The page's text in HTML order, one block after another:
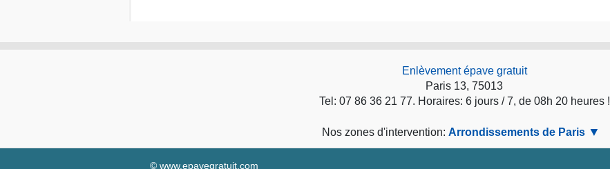
Enlèvement épave gratuit
Paris 13, 75013
Tel: 07 86 36 21 77. Horaires: 6 jours / 7, de 08h 20 heures !
Nos zones d'intervention: Arrondissements de Paris
© www.epavegratuit.com